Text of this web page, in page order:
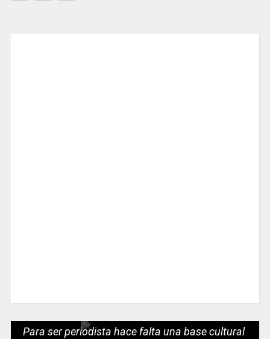
Para ser periodista hace falta una base cultural